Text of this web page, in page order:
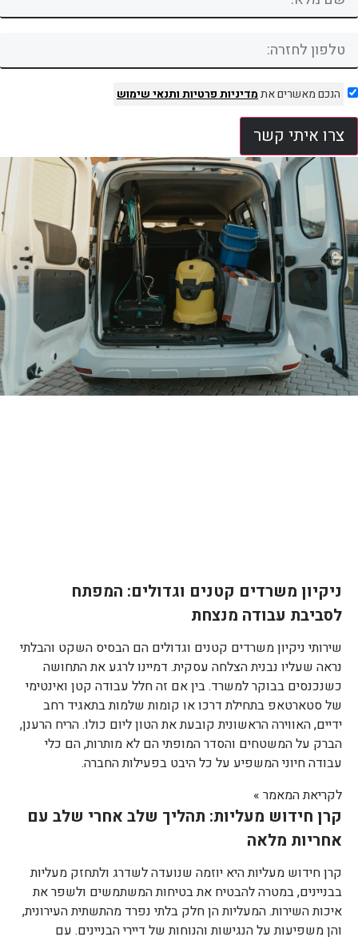
הנכם מאשרים אתמדיניות פרטיותותנאי שימוש
צרו איתי קשר
ניקיון משרדים קטנים וגדולים: המפתח
לסביבת עבודה מנצחת
שירותי ניקיון משרדים קטנים וגדולים הם הבסיס השקט והבלתי
נראה שעליו נבנית הצלחה עסקית. דמיינו לרגע את התחושה
כשנכנסים בבוקר למשרד. בין אם זה חלל עבודה קטן ואינטימי
של סטארטאפ בתחילת דרכו או קומות שלמות בתאגיד רחב
ידיים, האווירה הראשונית קובעת את הטון ליום כולו. הריח הרענן,
הברק על המשטחים והסדר המופתי הם לא מותרות, הם כלי
עבודה חיוני המשפיע על כל היבט בפעילות החברה.
לקריאת המאמר »
קרן חידוש מעליות: תהליך שלב אחרי שלב עם
אחריות מלאה
קרן חידוש מעליות היא יוזמה שנועדה לשדרג ולתחזק מעליות
בבניינים, במטרה להבטיח את בטיחות המשתמשים ולשפר את
איכות השירות. המעליות הן חלק בלתי נפרד מהתשתית העירונית,
והן משפיעות על הנגישות והנוחות של דיירי הבניינים. עם